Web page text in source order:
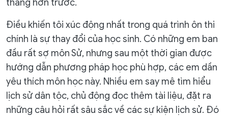
thẳng hơn trước.
Điều khiến tôi xúc động nhất trong quá trình ôn thi
chính là sự thay đổi của học sinh. Có những em ban
đầu rất sợ môn Sử, nhưng sau một thời gian được
hướng dẫn phương pháp học phù hợp, các em dần
yêu thích môn học này. Nhiều em say mê tìm hiểu
lịch sử dân tộc, chủ động đọc thêm tài liệu, đặt ra
những câu hỏi rất sâu sắc về các sự kiện lịch sử. Đó